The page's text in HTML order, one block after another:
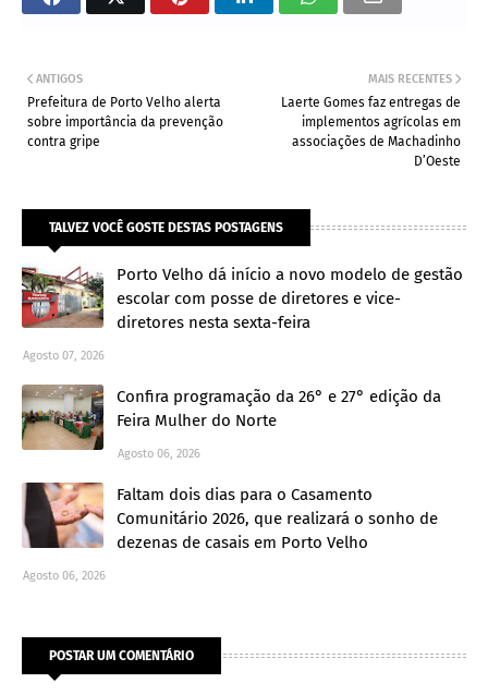
MAIS RECENTES
Laerte Gomes faz entregas de
implementos agrícolas em
associações de Machadinho
D’Oeste
ANTIGOS
Prefeitura de Porto Velho alerta
sobre importância da prevenção
contra gripe
TALVEZ VOCÊ GOSTE DESTAS POSTAGENS
Porto Velho dá início a novo modelo de gestão
escolar com posse de diretores e vice-
diretores nesta sexta-feira
Agosto 07, 2026
Confira programação da 26° e 27° edição da
Feira Mulher do Norte
Agosto 06, 2026
Faltam dois dias para o Casamento
Comunitário 2026, que realizará o sonho de
dezenas de casais em Porto Velho
Agosto 06, 2026
POSTAR UM COMENTÁRIO